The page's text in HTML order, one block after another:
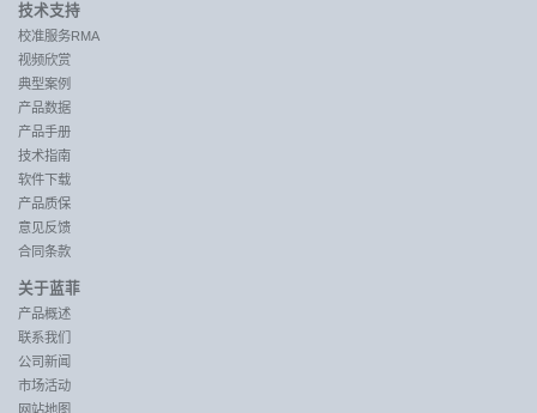
技术支持
校准服务RMA
视频欣赏
典型案例
产品数据
产品手册
技术指南
软件下载
产品质保
意见反馈
合同条款
关于蓝菲
产品概述
联系我们
公司新闻
市场活动
网站地图